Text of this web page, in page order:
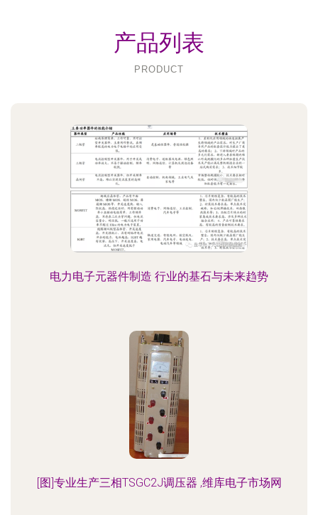
产品列表
PRODUCT
电力电子元器件制造 行业的基石与未来趋势
[图]专业生产三相TSGC2J调压器 ,维库电子市场网